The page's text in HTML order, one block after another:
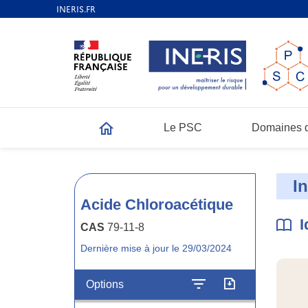
Accueil
Le PSC Domaines
Acide Chloroacétique
CAS 79-11-8
Dernière mise à jour le 29/03/2024
Options